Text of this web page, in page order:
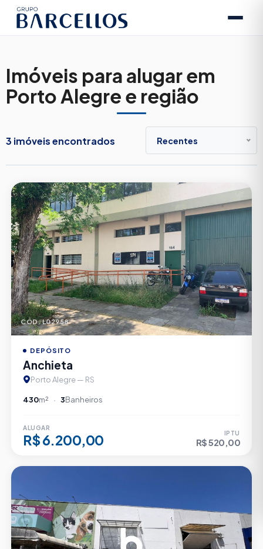
Imóveis para alugar em
Porto Alegre e região
3 imóveis encontrados Recentes
CÓD. L02958
DEPÓSITO
Anchieta
Porto Alegre — RS
430m² 3Banheiros
ALUGAR
R$ 6.200,00 IPTU
R$ 520,00